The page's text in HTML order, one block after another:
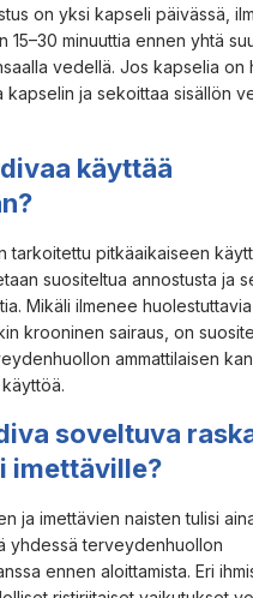
on yksi kapseli päivässä,
15–30 minuuttia ennen yhtä
vedellä. Jos kapselia on
kapselin ja sekoittaa sisällön
käyttää
tarkoitettu pitkäaikaiseen
suositeltua annostusta ja
Mikäli ilmenee
krooninen sairaus, on
ammattilaisen
soveltuva
imettäville?
ja imettävien naisten tulisi
yhdessä terveydenhuollon
ennen aloittamista. Eri